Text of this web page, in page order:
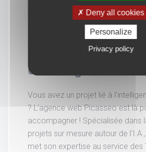
Vous souhaitez en
davantage.
Vous avez un projet lié à
? L'agence web Picasseo est là
accompagner ! Spécialisée dans
projets sur mesure autour de
met son expertise au service des
Deny all cookies
Personalize
Privacy policy